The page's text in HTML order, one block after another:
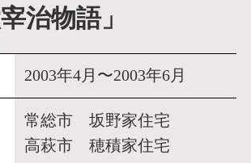
治物語」
2003年4月〜2003年6月
常総市 坂野家住宅
高萩市 穂積家住宅